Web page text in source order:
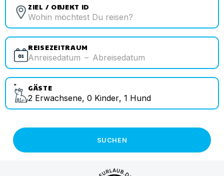
ZIEL / OBJEKT ID
REISEZEITRAUM
Anreisedatum – Abreisedatum
GÄSTE
2 Erwachsene, 0 Kinder, 1 Hund
SUCHEN